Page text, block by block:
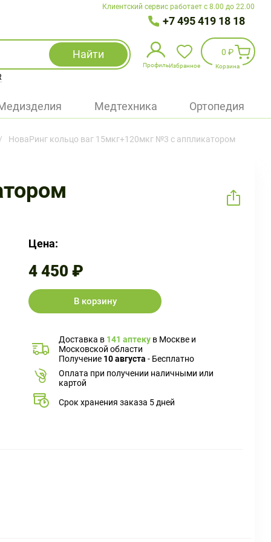
Клиентский сервис работает с 8.00 до 22.00
+7 495 419 18 18
Найти
Наборы
Профиль
Избранное
Войти
Избранное
0 ₽
Корзина
Медтехника Ортопедия
НоваРинг кольцо ваг 15мкг+120мкг №3 с аппликатором
Цена:
4 450 ₽
В корзину
Доставка в 141 аптеку в Москве и
Московской области
Получение 10 августа - Бесплатно
Оплата при получении наличными или
картой
Срок хранения заказа 5 дней